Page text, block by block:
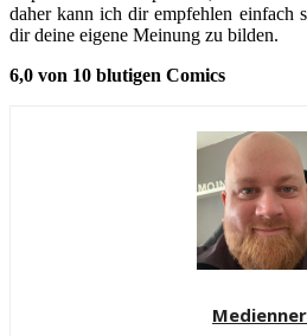
daher kann ich dir empfehlen einfach
dir deine eigene Meinung zu bilden.
6,0 von 10 blutigen Comics